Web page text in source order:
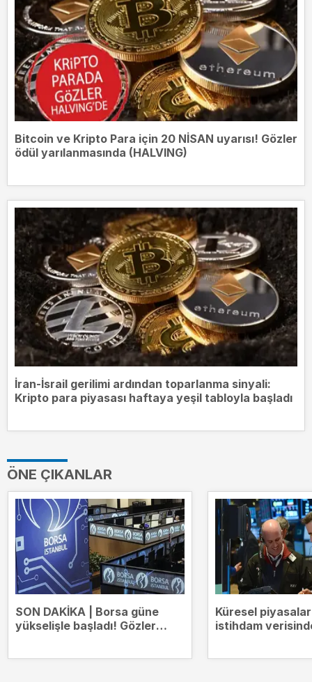
Bitcoin ve Kripto Para için 20 NİSAN uyarısı! Gözler
ödül yarılanmasında (HALVING)
İran-İsrail gerilimi ardından toparlanma sinyali:
Kripto para piyasası haftaya yeşil tabloyla başladı
ÖNE ÇIKANLAR
SON DAKİKA | Borsa güne
yükselişle başladı! Gözler
Küresel
istihdam